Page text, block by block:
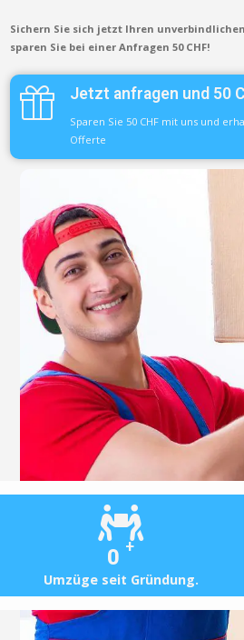
0 +
Umzüge seit Gründung.
Sichern Sie sich jetzt Ihren
sparen Sie bei einer Anfragen 50 CHF!
Jetzt anfragen und 50
Sparen Sie 50 CHF mit uns und
Offerte